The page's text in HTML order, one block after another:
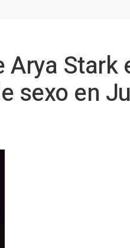
Stark
sexo en